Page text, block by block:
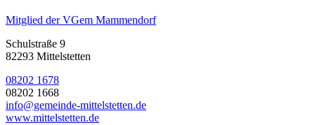
Mitglied der VGem Mammendorf
Schulstraße 9
82293 Mittelstetten
08202 1678
08202 1668
info@gemeinde-mittelstetten.de
www.mittelstetten.de